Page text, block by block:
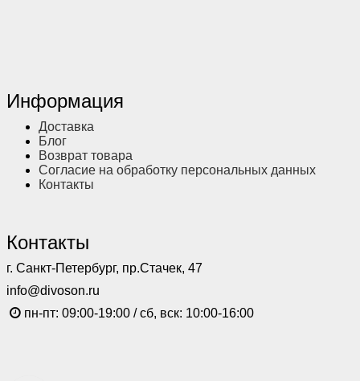
Информация
Доставка
Блог
Возврат товара
Согласие на обработку персональных данных
Контакты
Контакты
г. Санкт-Петербург, пр.Стачек, 47
info@divoson.ru
пн-пт: 09:00-19:00 / сб, вск: 10:00-16:00